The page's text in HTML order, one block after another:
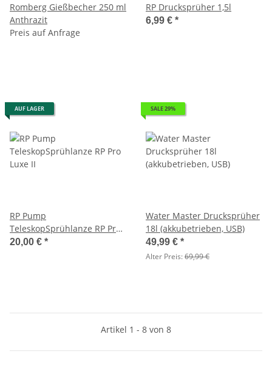
Romberg Gießbecher 250 ml
Anthrazit
Preis auf Anfrage
RP Drucksprüher 1,5l
6,99 € *
AUF LAGER
RP Pump
TeleskopSprühlanze RP Pro
Luxe II
20,00 € *
SALE 29%
Water Master Drucksprüher
18l (akkubetrieben, USB)
49,99 € *
Alter Preis:69,99 €
Artikel 1 - 8 von 8